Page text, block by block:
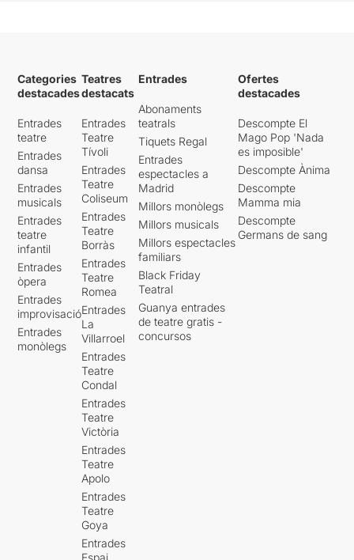
Categories
destacades
Entrades
teatre
Entrades
dansa
Entrades
musicals
Entrades
teatre
infantil
Entrades
òpera
Entrades
improvisació
Entrades
monòlegs
Teatres
destacats
Entrades
Teatre
Tívoli
Entrades
Teatre
Coliseum
Entrades
Teatre
Borràs
Entrades
Teatre
Romea
Entrades
La
Villarroel
Entrades
Teatre
Condal
Entrades
Teatre
Victòria
Entrades
Teatre
Apolo
Entrades
Teatre
Goya
Entrades
Entrades
Abonaments
teatrals
Tiquets Regal
Entrades
espectacles a
Madrid
Millors monòlegs
Millors musicals
Millors espectacles
familiars
Black Friday
Teatral
Guanya entrades
de teatre gratis -
concursos
Ofertes
destacades
Descompte El
Mago Pop 'Nada
es imposible'
Descompte Ànima
Descompte
Mamma mia
Descompte
Germans de sang